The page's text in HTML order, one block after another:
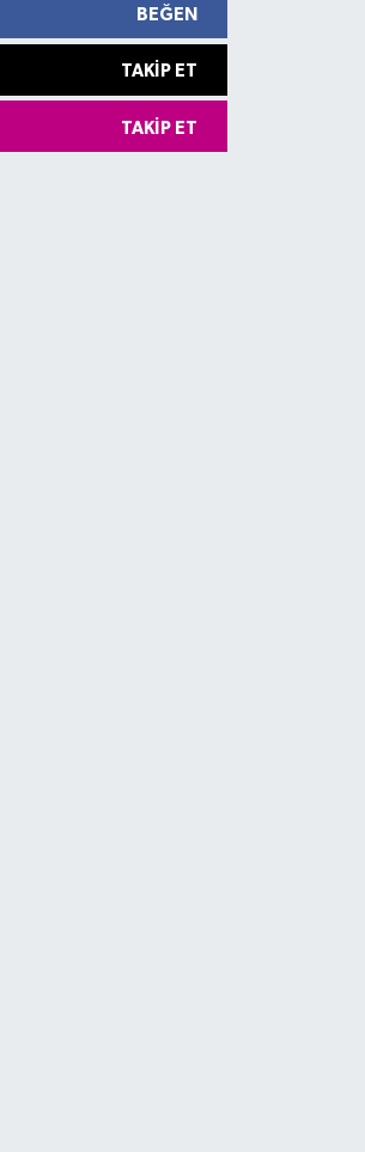
BEĞEN
TAKIP ET
TAKIP ET